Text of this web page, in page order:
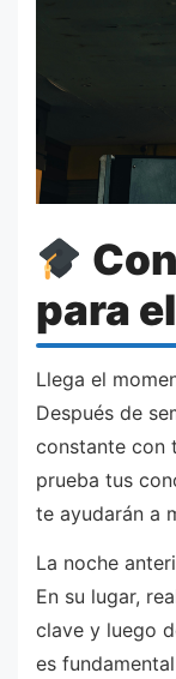
para
Llega el
Después de
constante con
prueba tus
te ayudarán a
La noche
En su lugar,
clave y luego
es